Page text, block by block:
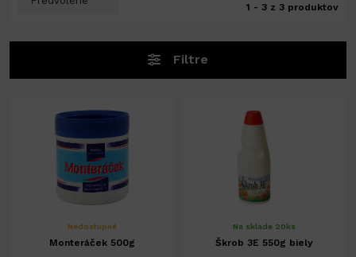
1 - 3 z 3 produktov
Filtre
Nedostupné
Monteráček 500g
Na sklade 20ks
Škrob 3E 550g biely